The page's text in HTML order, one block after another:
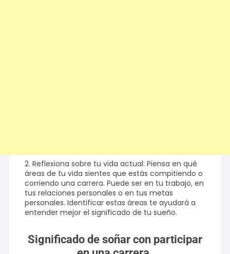
2. Reflexiona sobre tu vida actual: Piensa en qué
áreas de tu vida sientes que estás compitiendo o
corriendo una carrera. Puede ser en tu trabajo, en
tus relaciones personales o en tus metas
personales. Identificar estas áreas te ayudará a
entender mejor el significado de tu sueño.
Significado de soñar con participar